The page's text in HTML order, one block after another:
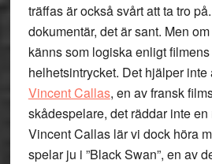
träffas är också svårt att ta tro
dokumentär, det är sant. Men
känns som logiska enligt
helhetsintrycket. Det hjälper
Vincent Callas, en av fransk
skådespelare, det räddar inte
Vincent Callas lär vi dock höra
spelar ju i ”Black Swan”, en av